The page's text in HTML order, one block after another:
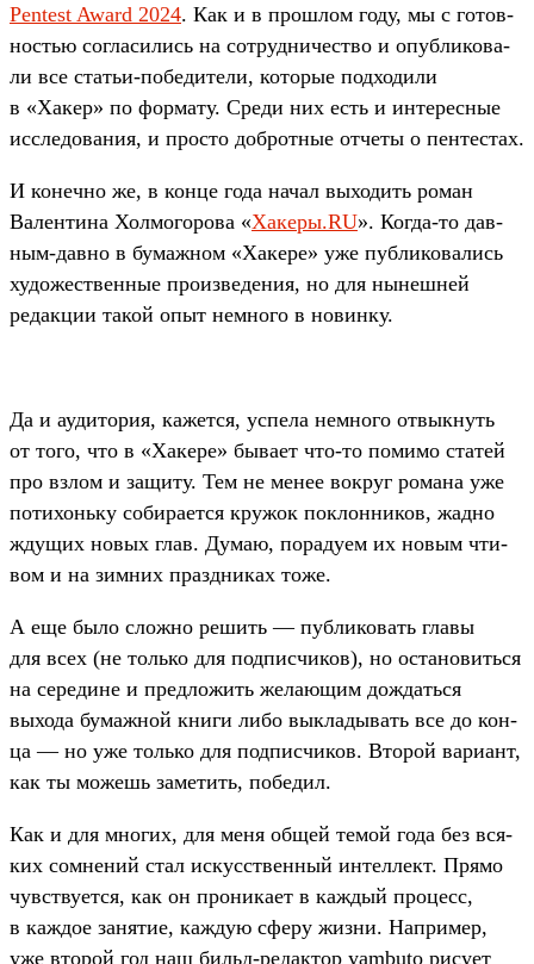
Pentest Award 2024. Как и в прош­лом году, мы с готов­
ностью сог­ласились на сот­рудни­чес­тво и опуб­ликова­
ли все статьи‑победи­тели, которые под­ходили
в «Хакер» по фор­мату. Сре­ди них есть и инте­рес­ные
иссле­дова­ния, и прос­то доб­ротные отче­ты о пен­тестах.
И конеч­но же, в кон­це года начал выходить роман
Вален­тина Хол­могоро­ва «Ха­керы.RU». Ког­да‑то дав­
ным‑дав­но в бумаж­ном «Хакере» уже пуб­ликова­лись
художес­твен­ные про­изве­дения, но для нынеш­ней
редак­ции такой опыт нем­ного в новин­ку.
Да и ауди­тория, кажет­ся, успе­ла нем­ного отвыкнуть
от того, что в «Хакере» быва­ет что‑то помимо ста­тей
про взлом и защиту. Тем не менее вок­руг романа уже
потихонь­ку собира­ется кру­жок пок­лонни­ков, жад­но
жду­щих новых глав. Думаю, пораду­ем их новым чти­
вом и на зим­них праз­дни­ках тоже.
А еще было слож­но решить — пуб­ликовать гла­вы
для всех (не толь­ко для под­писчи­ков), но оста­новить­ся
на середи­не и пред­ложить жела­ющим дож­дать­ся
выхода бумаж­ной кни­ги либо вык­ладывать все до кон­
ца — но уже толь­ко для под­писчи­ков. Вто­рой вари­ант,
как ты можешь заметить, победил.
Как и для мно­гих, для меня общей темой года без вся­
ких сом­нений стал искусс­твен­ный интеллект. Пря­мо
чувс­тву­ется, как он про­ника­ет в каж­дый про­цесс,
в каж­дое занятие, каж­дую сфе­ру жиз­ни. Нап­ример,
уже вто­рой год наш бильд‑редак­тор yambuto рису­ет